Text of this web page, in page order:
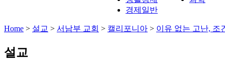
경제일반
Home > 설교 > 서남부 교회 > 캘리포니아 > 이유 없는 고난, 조
설교